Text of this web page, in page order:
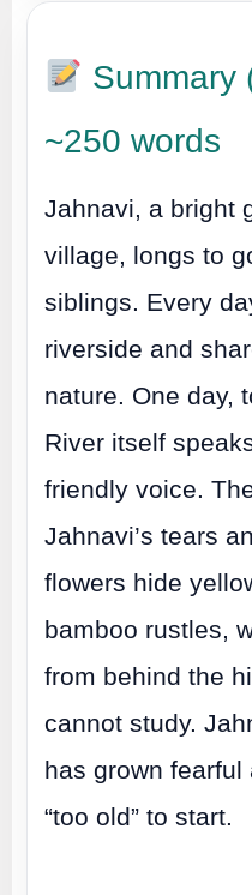
~250 words
Jahnavi, a bright
village, longs to
siblings. Every
riverside and
nature. One day,
River itself
friendly voice.
Jahnavi’s tears
flowers hide
bamboo rustles,
from behind the
cannot study.
has grown
“too old” to start.